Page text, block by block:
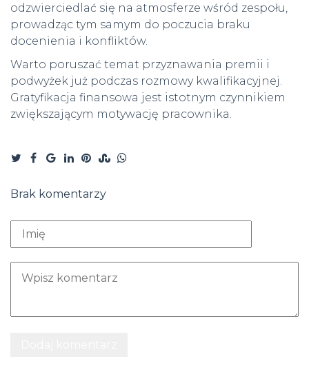
odzwierciedlać się na atmosferze wśród zespołu,
prowadząc tym samym do poczucia braku
docenienia i konfliktów.
Warto poruszać temat przyznawania premii i
podwyżek już podczas rozmowy kwalifikacyjnej.
Gratyfikacja finansowa jest istotnym czynnikiem
zwiększającym motywację pracownika.
Brak komentarzy